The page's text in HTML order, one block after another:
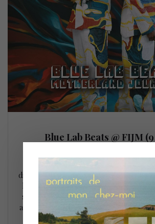
Blue Lab Beats @ FIJM
dimanche dernier (9 juillet) sur une note
la performance de Blue Lab Beats,
succès d’une édition synonyme de
années de disette pandémique. Pour son
sol montréalais, le duo britannique a